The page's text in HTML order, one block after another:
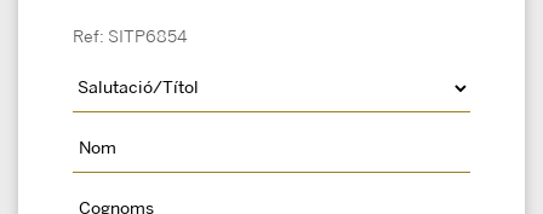
Ref: SITP6854